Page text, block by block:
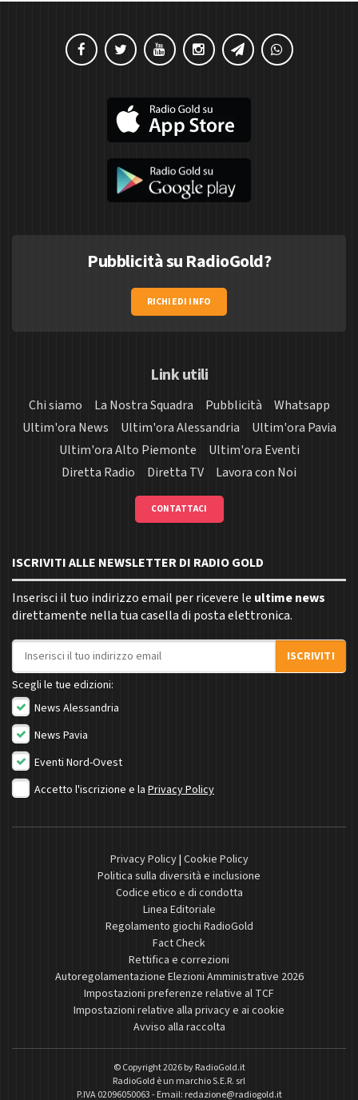
Pubblicità su RadioGold?
RICHIEDI INFO
Link utili
Chi siamo La Nostra Squadra Pubblicità
Whatsapp
Ultim'ora News
Ultim'ora Alessandria
Ultim'ora Pavia
Ultim'ora Alto Piemonte
Ultim'ora Eventi
Diretta Radio
Diretta TV Lavora con Noi
CONTATTACI
ISCRIVITI ALLE NEWSLETTER DI RADIO GOLD
Inserisci il tuo indirizzo email per ricevere le ultime news
direttamente nella tua casella di posta elettronica.
Indirizzo email
ISCRIVITI
Scegli le tue edizioni:
News Alessandria
News Pavia
Eventi Nord-Ovest
Accetto l'iscrizione e la Privacy Policy
Privacy Policy| Cookie Policy
Politica sulla diversità e inclusione
Codice etico e di condotta
Linea Editoriale
Regolamento giochi RadioGold
Fact Check
Rettifica e correzioni
Autoregolamentazione Elezioni Amministrative 2026
Impostazioni preferenze relative al TCF
Impostazioni relative alla privacy e ai cookie
Avviso alla raccolta
© Copyright 2026 byRadioGold.it
RadioGold è un marchio S.E.R. srl
P.IVA 02096050063 - Email: redazione@radiogold.it